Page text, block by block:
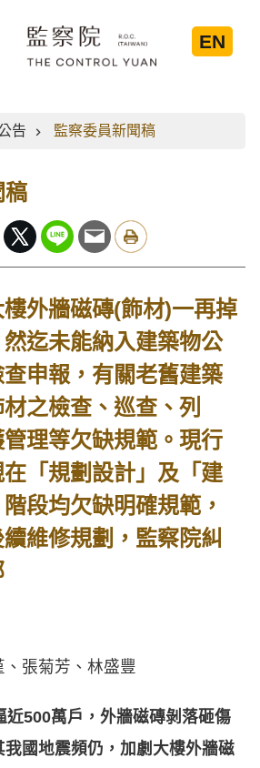
EN
告 監察委員新聞稿
稿
外牆磁磚(飾材)一再掉
迄未能納入建築物公
申報，有關老舊建築
之檢查、巡查、列
理等欠缺規範。現行
「規劃設計」及「建
段均欠缺明確規範，
維修規劃，監察院糾
張菊芳、林盛豐
近500萬戶，外牆磁磚剝落砸傷
我國地震頻仍，加劇大樓外牆磁